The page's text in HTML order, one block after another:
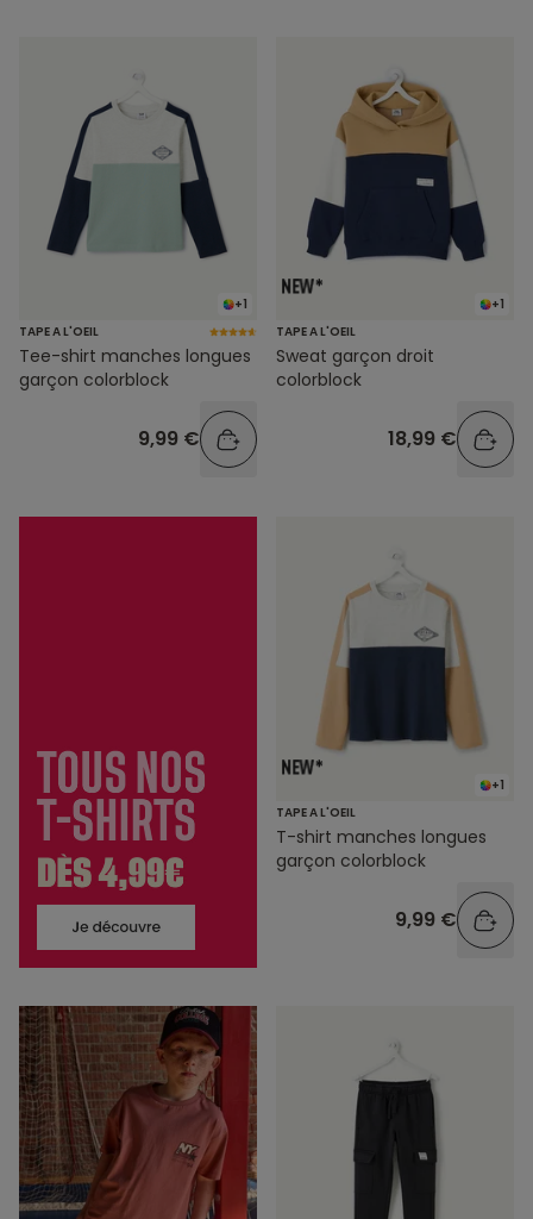
+1
TAPE A L'OEIL
Tee-shirt manches longues
garçon colorblock
9,99 €
+1
TAPE A L'OEIL
Sweat garçon droit
colorblock
18,99 €
+1
TAPE A L'OEIL
T-shirt manches longues
garçon colorblock
9,99 €